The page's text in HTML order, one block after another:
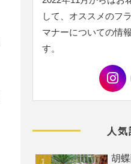
して、オススメのフ
マナーについての情
す。
人気
胡